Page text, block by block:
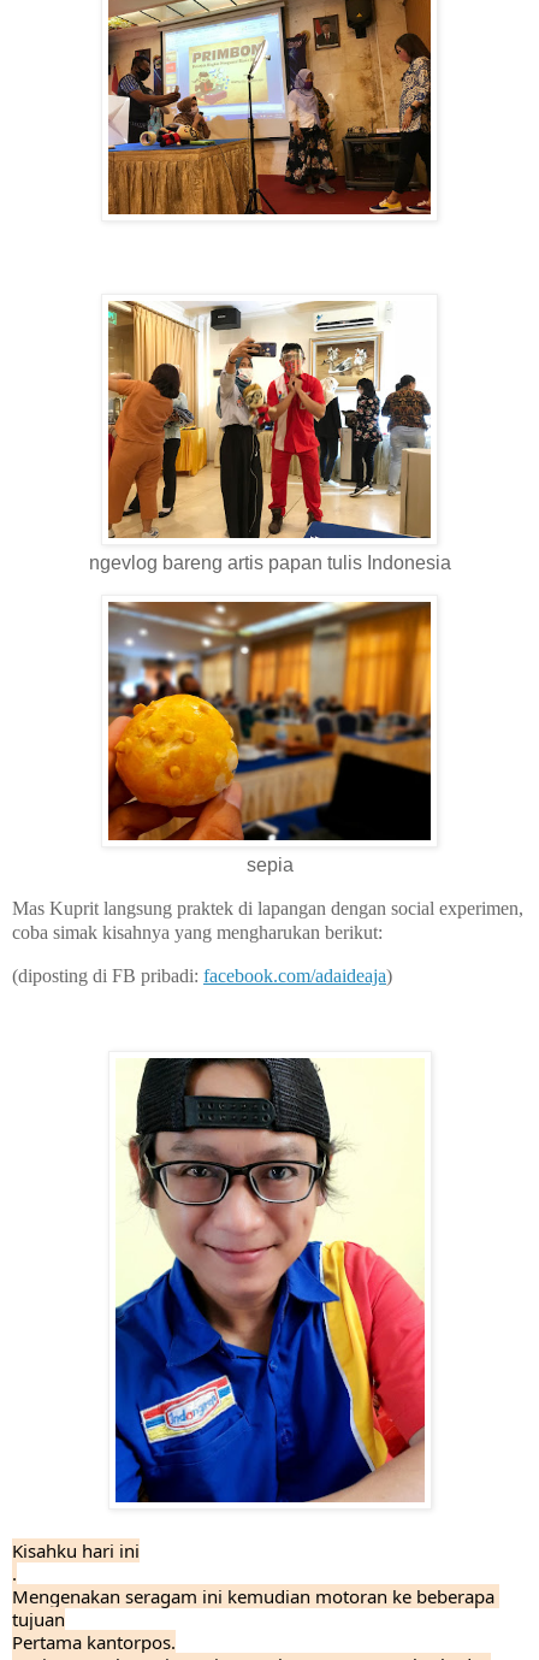
ngevlog bareng artis papan tulis Indonesia
sepia
Mas Kuprit langsung praktek di lapangan dengan social experimen,
coba simak kisahnya yang mengharukan berikut:
(diposting di FB pribadi: facebook.com/adaideaja)
Kisahku hari ini
.
Mengenakan seragam ini kemudian motoran ke beberapa
tujuan
Pertama kantorpos.